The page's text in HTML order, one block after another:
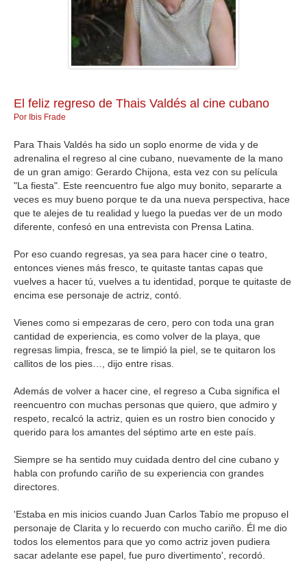
GALERIA
El feliz regreso de Thais Valdés al cine cubano
Por Ibis Frade
Para Thais Valdés ha sido un soplo enorme de vida y de
adrenalina el regreso al cine cubano, nuevamente de la mano
de un gran amigo: Gerardo Chijona, esta vez con su película
"La fiesta". Este reencuentro fue algo muy bonito, separarte a
veces es muy bueno porque te da una nueva perspectiva, hace
que te alejes de tu realidad y luego la puedas ver de un modo
diferente, confesó en una entrevista con Prensa Latina.
Por eso cuando regresas, ya sea para hacer cine o teatro,
entonces vienes más fresco, te quitaste tantas capas que
vuelves a hacer tú, vuelves a tu identidad, porque te quitaste de
encima ese personaje de actriz, contó.
Vienes como si empezaras de cero, pero con toda una gran
cantidad de experiencia, es como volver de la playa, que
regresas limpia, fresca, se te limpió la piel, se te quitaron los
callitos de los pies…, dijo entre risas.
Además de volver a hacer cine, el regreso a Cuba significa el
reencuentro con muchas personas que quiero, que admiro y
respeto, recalcó la actriz, quien es un rostro bien conocido y
querido para los amantes del séptimo arte en este país.
Siempre se ha sentido muy cuidada dentro del cine cubano y
habla con profundo cariño de su experiencia con grandes
directores.
'Estaba en mis inicios cuando Juan Carlos Tabío me propuso el
personaje de Clarita y lo recuerdo con mucho cariño. Él me dio
todos los elementos para que yo como actriz joven pudiera
sacar adelante ese papel, fue puro divertimento', recordó.